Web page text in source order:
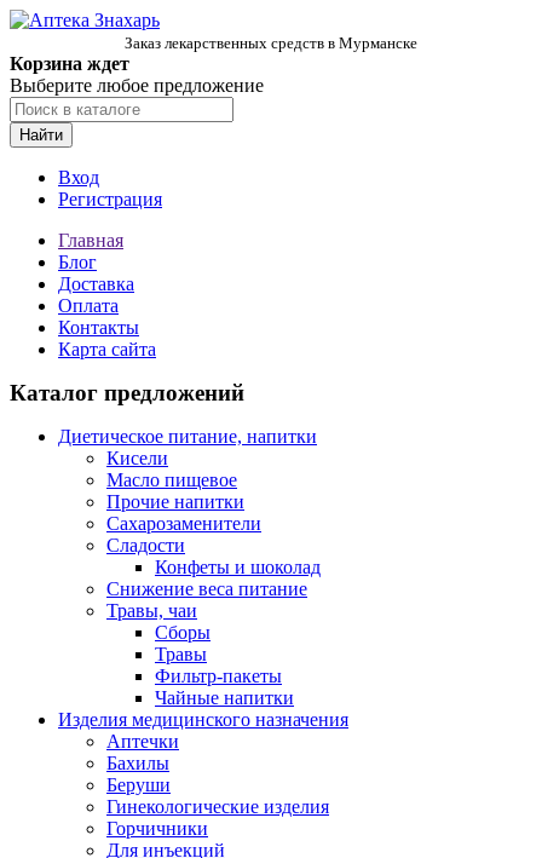
Заказ лекарственных средств в Мурманске
Корзина ждет
Выберите любое предложение
Найти
Вход
Регистрация
Главная
Блог
Доставка
Оплата
Контакты
Карта сайта
Каталог предложений
Диетическое питание, напитки
Кисели
Масло пищевое
Прочие напитки
Сахарозаменители
Сладости
Конфеты и шоколад
Снижение веса питание
Травы, чаи
Сборы
Травы
Фильтр-пакеты
Чайные напитки
Изделия медицинского назначения
Аптечки
Бахилы
Беруши
Гинекологические изделия
Горчичники
Для инъекций